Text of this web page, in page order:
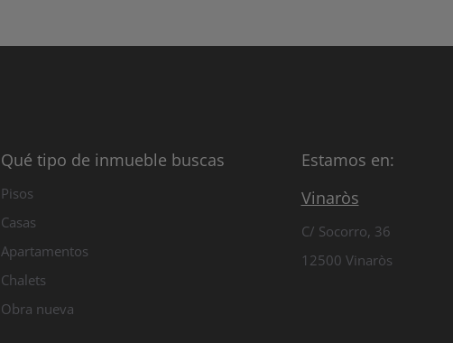
Qué tipo de inmueble buscas
Pisos
Casas
Apartamentos
Chalets
Obra nueva
Estamos en:
Vinaròs
C/ Socorro, 36
12500 Vinaròs